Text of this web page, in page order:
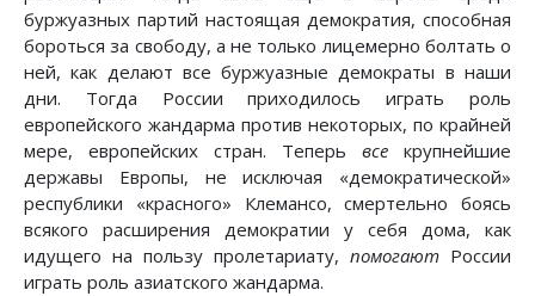
буржуазных партий настоящая демократия, способная
бороться за свободу, а не только лицемерно болтать о
ней, как делают все буржуазные демократы в наши
дни. Тогда России приходилось играть роль
европейского жандарма против некоторых, по крайней
мере, европейских стран. Теперь все крупнейшие
державы Европы, не исключая «демократической»
республики «красного» Клемансо, смертельно боясь
всякого расширения демократии у себя дома, как
идущего на пользу пролетариату, помогают России
играть роль азиатского жандарма.